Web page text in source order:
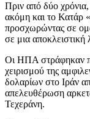
Πριν από δύο
ακόμη και το Κατάρ
προσχωρώντας σε
σε μια
Οι ΗΠΑ στράφηκαν
χειρισμού της
δολαρίων στο Ιράν
απελευθέρωση
Τεχεράνη.